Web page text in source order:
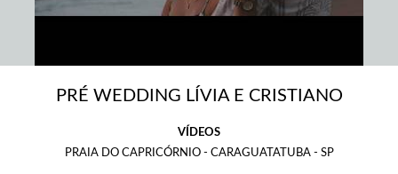
PRÉ WEDDING LÍVIA E CRISTIANO
VÍDEOS
PRAIA DO CAPRICÓRNIO - CARAGUATATUBA - SP